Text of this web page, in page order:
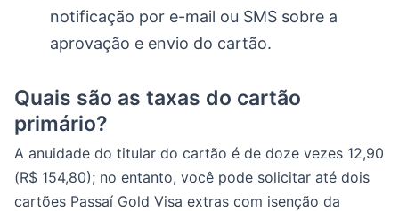
notificação por e-mail ou SMS sobre a
aprovação e envio do cartão.
Quais são as taxas do cartão
primário?
A anuidade do titular do cartão é de doze vezes 12,90
(R$ 154,80); no entanto, você pode solicitar até dois
cartões Passaí Gold Visa extras com isenção da